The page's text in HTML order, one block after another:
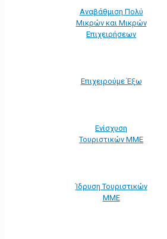
Αναβάθμιση Πολύ
Μικρών και Μικρών
Επιχειρήσεων
Επιχειρούμε Έξω
Ενίσχυση
Τουριστικών ΜΜΕ
Ίδρυση Τουριστικών
ΜΜΕ